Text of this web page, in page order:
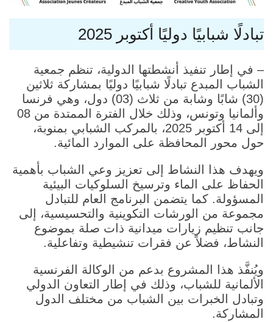
تبادلًا شبابيًا دوليًا أكتوبر 2025
– في إطار تنفيذ أنشطتها الدولية، تنظم جمعية
الشباب المبدع تبادلًا شبابيًا دوليًا بمشاركة ثلاثين
(30) شابًا وشابة من ثلاث (03) دول، وهي فرنسا
وألمانيا وتونس، وذلك خلال الفترة الممتدة من 08
إلى 14 أكتوبر 2025، بالمركب الشبابي بمنوبة،
حول محور المحافظة على الموارد المائية.
ويهدف هذا النشاط إلى تعزيز وعي الشباب بأهمية
الحفاظ على الماء وترسيخ السلوكيات البيئية
المسؤولة. كما يتضمن البرنامج العام للتبادل
مجموعة من الورشات التكوينية والتحسيسية، إلى
جانب تنظيم زيارات ميدانية ذات صلة بموضوع
النشاط، فضلاً عن فقرات تنشيطية وتفاعلية.
ويُنفَّذ هذا المشروع بدعم من الوكالة الفرنسية
الألمانية للشباب، وذلك في إطار التعاون الدولي
وتبادل الخبرات بين الشباب من مختلف الدول
المشاركة.